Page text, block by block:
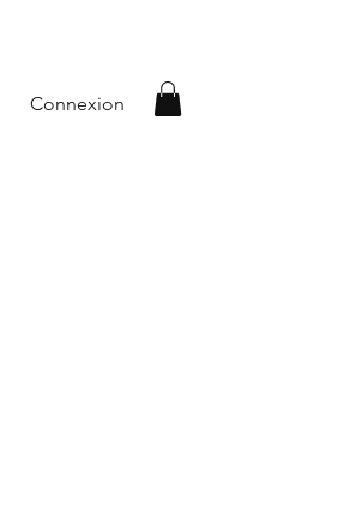
Connexion